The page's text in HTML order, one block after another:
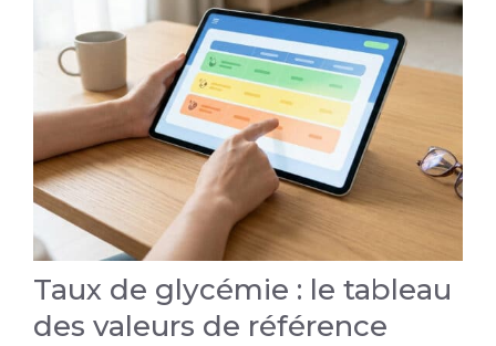
Taux de glycémie : le tableau
des valeurs de référence